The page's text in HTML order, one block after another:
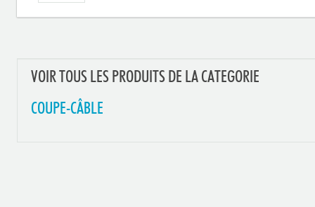
VOIR TOUS LES PRODUITS DE LA CATEGORIE
COUPE-CÂBLE